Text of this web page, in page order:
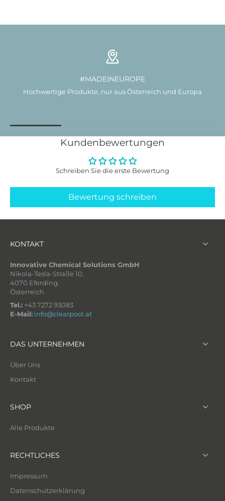
#MADEINEUROPE
Hochwertige Produkte, nur aus Österreich und Europa
Kundenbewertungen
Schreiben Sie die erste Bewertung
Bewertung schreiben
KONTAKT
Innovative Chemical Solutions GmbH
Nikola-Tesla-Straße 10,
4070 Eferding,
Österreich
Tel.: +43 7272 93083
E-Mail: info@clearpool.at
DAS UNTERNEHMEN
Über Uns
Kontakt
SHOP
Alle Produkte
RECHTLICHES
Impressum
Datenschutzerklärung